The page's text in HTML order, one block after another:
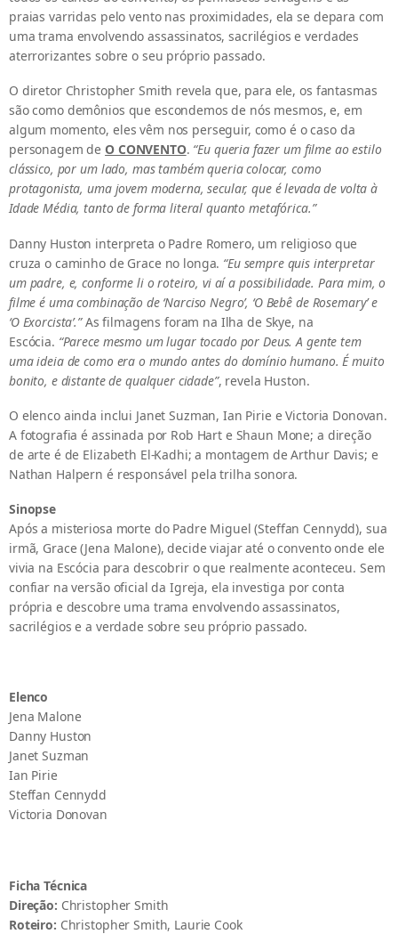
praias varridas pelo vento nas proximidades, ela se depara com
uma trama envolvendo assassinatos, sacrilégios e verdades
aterrorizantes sobre o seu próprio passado.
O diretor Christopher Smith revela que, para ele, os fantasmas
são como demônios que escondemos de nós mesmos, e, em
algum momento, eles vêm nos perseguir, como é o caso da
personagem deO CONVENTO. “Eu queria fazer um filme ao estilo
clássico, por um lado, mas também queria colocar, como
protagonista, uma jovem moderna, secular, que é levada de volta à
Idade Média, tanto de forma literal quanto metafórica.”
Danny Huston interpreta o Padre Romero, um religioso que
cruza o caminho de Grace no longa. “Eu sempre quis interpretar
um padre, e, conforme li o roteiro, vi aí a possibilidade. Para mim, o
filme é uma combinação de ‘Narciso Negro’, ‘O Bebê de Rosemary’ e
‘O Exorcista’.”As filmagens foram na Ilha de Skye, na
Escócia. “Parece mesmo um lugar tocado por Deus. A gente tem
uma ideia de como era o mundo antes do domínio humano. É muito
bonito, e distante de qualquer cidade”, revela Huston.
O elenco ainda inclui Janet Suzman, Ian Pirie e Victoria Donovan.
A fotografia é assinada por Rob Hart e Shaun Mone; a direção
de arte é de Elizabeth El-Kadhi; a montagem de Arthur Davis; e
Nathan Halpern é responsável pela trilha sonora.
Sinopse
Após a misteriosa morte do Padre Miguel (Steffan Cennydd), sua
irmã, Grace (Jena Malone), decide viajar até o convento onde ele
vivia na Escócia para descobrir o que realmente aconteceu. Sem
confiar na versão oficial da Igreja, ela investiga por conta
própria e descobre uma trama envolvendo assassinatos,
sacrilégios e a verdade sobre seu próprio passado.
Elenco
Jena Malone
Danny Huston
Janet Suzman
Ian Pirie
Steffan Cennydd
Victoria Donovan
Ficha Técnica
Direção: Christopher Smith
Roteiro: Christopher Smith, Laurie Cook